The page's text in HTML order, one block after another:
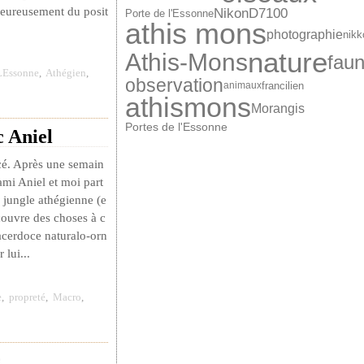
du posit
, Athégien,
Aniel
Après une semain
Aniel et moi part
athégienne (e
des choses à c
naturalo-orn
lui...
, propreté, Macro,
Porte de l'EssonneNikonD7100
athis monsphotographie
Athis-Monsnature
observationanimauxfrancilien
athismonsMorangis
Portes de l'Essonne